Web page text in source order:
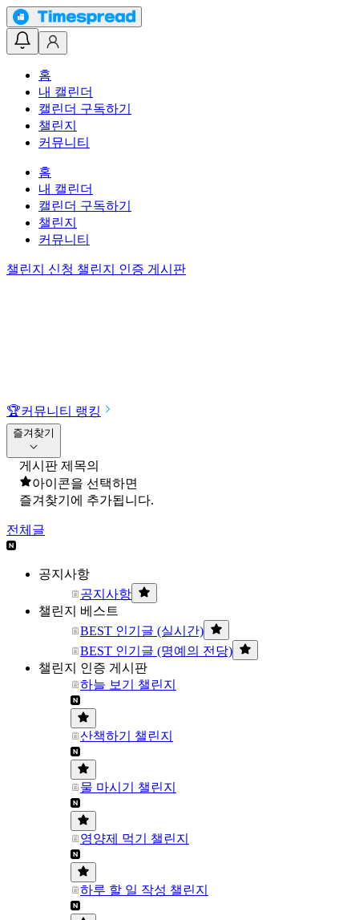
홈
내 캘린더
캘린더 구독하기
챌린지
커뮤니티
홈
내 캘린더
캘린더 구독하기
챌린지
커뮤니티
챌린지 신청 챌린지 인증 게시판
🏆커뮤니티 랭킹
즐겨찾기
게시판 제목의
아이콘을 선택하면
즐겨찾기에 추가됩니다.
전체글
공지사항
공지사항
챌린지 베스트
BEST 인기글 (실시간)
BEST 인기글 (명예의 전당)
챌린지 인증 게시판
하늘 보기 챌린지
산책하기 챌린지
물 마시기 챌린지
영양제 먹기 챌린지
하루 할 일 작성 챌린지